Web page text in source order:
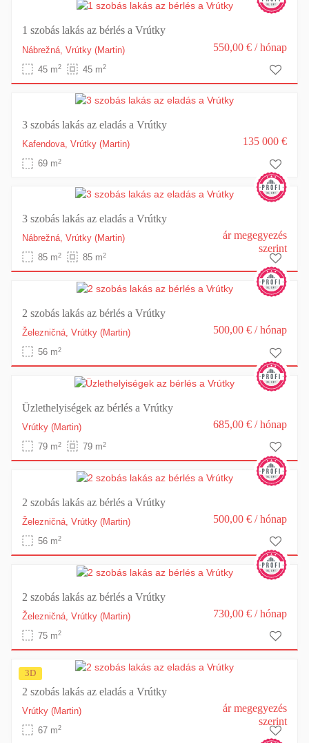
1 szobás lakás az bérlés a Vrútky
Nábrežná, Vrútky (Martin)
45 m2 45 m2
550,00 € / hónap
3 szobás lakás az eladás a Vrútky
Kafendova, Vrútky (Martin)
69 m2
135 000 €
3 szobás lakás az eladás a Vrútky
Nábrežná, Vrútky (Martin)
85 m2 85 m2
ár megegyezés
szerint
2 szobás lakás az bérlés a Vrútky
Železničná, Vrútky (Martin)
56 m2
500,00 € / hónap
Üzlethelyiségek az bérlés a Vrútky
Vrútky (Martin)
79 m2 79 m2
685,00 € / hónap
2 szobás lakás az bérlés a Vrútky
Železničná, Vrútky (Martin)
56 m2
500,00 € / hónap
2 szobás lakás az bérlés a Vrútky
Železničná, Vrútky (Martin)
75 m2
730,00 € / hónap
3D
2 szobás lakás az eladás a Vrútky
Vrútky (Martin)
67 m2
ár megegyezés
szerint